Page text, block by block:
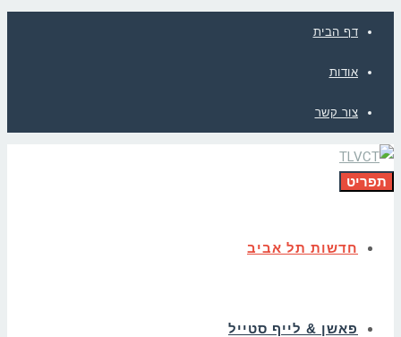
דף הבית
אודות
צור קשר
תפריט
חדשות תל אביב
פאשן & לייף סטייל